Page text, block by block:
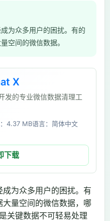
为众多用户的困扰。有的
空间的微信数据。
X
发的专业微信数据清理工
4.37 MB语言：简体中文
下载
为众多用户的困扰。有
量空间的微信数据，哪
关键数据不可轻易处理